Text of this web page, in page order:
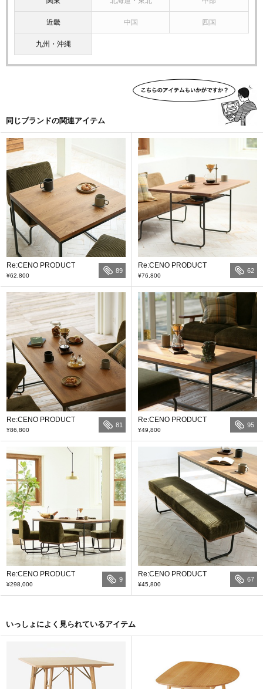
近畿 中国 四国
九州・沖縄
同じブランドの関連アイテム
Re:CENO PRODUCT
¥62,800
89
Re:CENO PRODUCT
¥76,800
62
Re:CENO PRODUCT
¥86,800
81
Re:CENO PRODUCT
¥49,800
95
Re:CENO PRODUCT
¥298,000
9
Re:CENO PRODUCT
¥45,800
67
いっしょによく見られているアイテム